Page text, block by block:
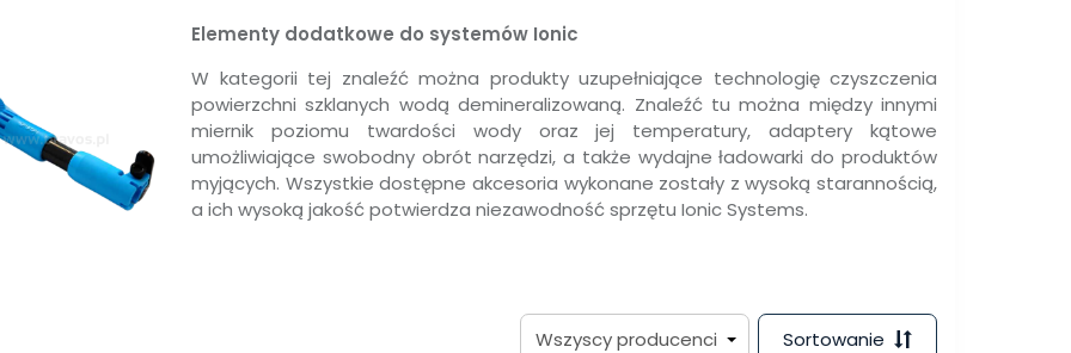
Elementy dodatkowe do systemów Ionic
W kategorii tej znaleźć można produkty uzupełniające technologię czyszczenia
powierzchni szklanych wodą demineralizowaną. Znaleźć tu można między innymi
miernik poziomu twardości wody oraz jej temperatury, adaptery kątowe
umożliwiające swobodny obrót narzędzi, a także wydajne ładowarki do produktów
myjących. Wszystkie dostępne akcesoria wykonane zostały z wysoką starannością,
a ich wysoką jakość potwierdza niezawodność sprzętu Ionic Systems.
Sortowanie